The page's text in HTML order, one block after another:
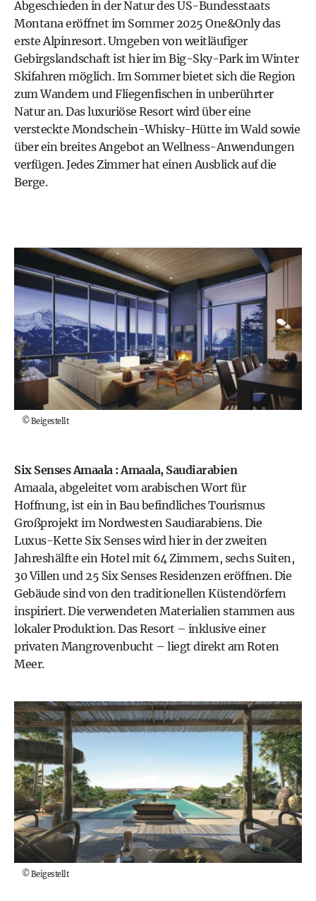
Abgeschieden in der Natur des US-Bundesstaats
Montana eröffnet im Sommer 2025 One&Only das
erste Alpinresort. Umgeben von weitläufiger
Gebirgslandschaft ist hier im Big-Sky-Park im Winter
Skifahren möglich. Im Sommer bietet sich die Region
zum Wandern und Fliegenfischen in unberührter
Natur an. Das luxuriöse Resort wird über eine
versteckte Mondschein-Whisky-Hütte im Wald sowie
über ein breites Angebot an Wellness-Anwendungen
verfügen. Jedes Zimmer hat einen Ausblick auf die
Berge.
©Beigestellt
Six Senses Amaala : Amaala, Saudiarabien
Amaala, abgeleitet vom arabischen Wort für
Hoffnung, ist ein in Bau befindliches Tourismus
Großprojekt im Nordwesten Saudiarabiens. Die
Luxus-Kette Six Senses wird hier in der zweiten
Jahreshälfte ein Hotel mit 64 Zimmern, sechs Suiten,
30 Villen und 25 Six Senses Residenzen eröffnen. Die
Gebäude sind von den traditionellen Küstendörfern
inspiriert. Die verwendeten Materialien stammen aus
lokaler Produktion. Das Resort – inklusive einer
privaten Mangrovenbucht – liegt direkt am Roten
Meer.
©Beigestellt